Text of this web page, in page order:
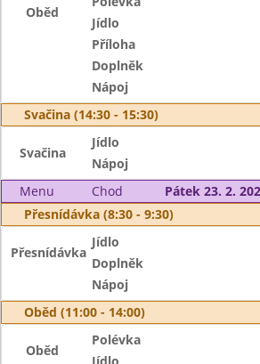
Oběd
Jídlo
Příloha
Doplněk
Nápoj
Svačina (14:30 - 15:30)
Svačina
Jídlo
Nápoj
Menu
Chod
Pátek 23. 2.
Přesnídávka (8:30 - 9:30)
Přesnídávka
Jídlo
Doplněk
Nápoj
Oběd (11:00 - 14:00)
Oběd
Polévka